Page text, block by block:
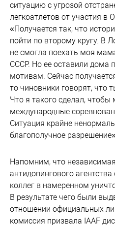
ситуацию с угрозой
легкоатлетов от участия в
«Получается так, что
пойти по второму кругу. В
не смогла поехать моя
СССР. Но ее оставили дома
мотивам. Сейчас
то чиновники говорят, что
Что я такого сделал, чтобы
международные
Ситуация крайне
благополучное
Напомним, что
антидопингового
коллег в намеренном
В результате чего были
отношении официальных
комиссия призвала IAAF